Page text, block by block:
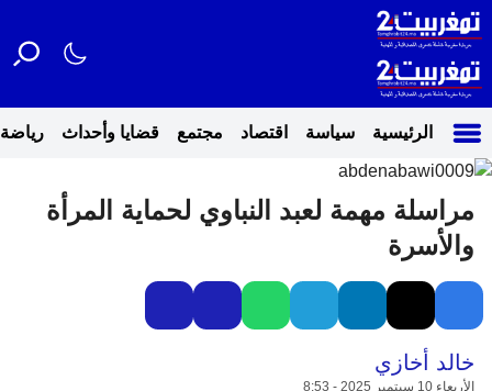
الرئيسية سياسة اقتصاد مجتمع قضايا وأحداث رياضة
مراسلة مهمة لعبد النباوي لحماية المرأة
والأسرة
خالد أخازي
الأربعاء 10 سبتمبر 2025 - 8:53